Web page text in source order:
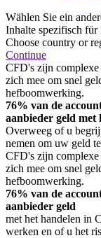
Wählen Sie ein
Inhalte spezifisch für
Choose country or
Continue
CFD's zijn complexe
zich mee om snel
hefboomwerking.
76% van de
aanbieder geld
Overweeg of u
nemen om uw geld
CFD's zijn complexe
zich mee om snel
hefboomwerking.
76% van de
aanbieder geld
met het handelen in
werken en of u het